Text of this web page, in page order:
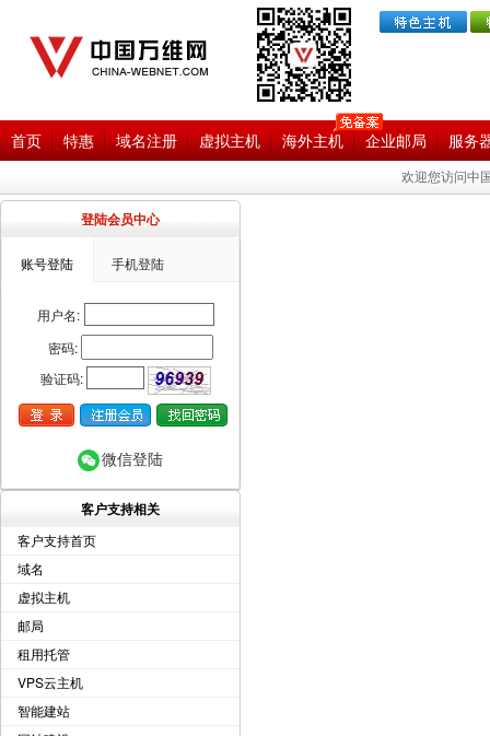
首页
欢迎您访问中
特惠 域名注册 虚拟主机 海外主机 企业邮局 服务
登陆会员中心
账号登陆 手机登陆
用户名:
密码:
验证码:
微信登陆
客户支持相关
客户支持首页
域名
虚拟主机
邮局
租用托管
VPS云主机
智能建站